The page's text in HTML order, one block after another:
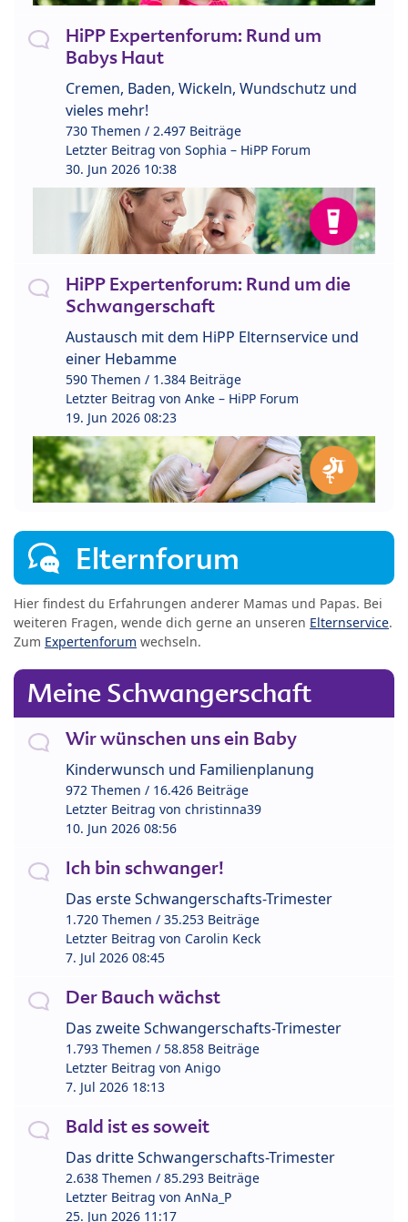
HiPP Expertenforum: Rund um
Babys Haut
Cremen, Baden, Wickeln, Wundschutz und
vieles mehr!
730 Themen / 2.497 Beiträge
Letzter Beitrag von Sophia – HiPP Forum
30. Jun 2026 10:38
HiPP Expertenforum: Rund um die
Schwangerschaft
Austausch mit dem HiPP Elternservice und
einer Hebamme
590 Themen / 1.384 Beiträge
Letzter Beitrag von Anke – HiPP Forum
19. Jun 2026 08:23
Elternforum
Hier findest du Erfahrungen anderer Mamas und Papas. Bei
weiteren Fragen, wende dich gerne an unseren Elternservice.
Zum Expertenforum wechseln.
Meine Schwangerschaft
Wir wünschen uns ein Baby
Kinderwunsch und Familienplanung
972 Themen / 16.426 Beiträge
Letzter Beitrag von christinna39
10. Jun 2026 08:56
Ich bin schwanger!
Das erste Schwangerschafts-Trimester
1.720 Themen / 35.253 Beiträge
Letzter Beitrag von Carolin Keck
7. Jul 2026 08:45
Der Bauch wächst
Das zweite Schwangerschafts-Trimester
1.793 Themen / 58.858 Beiträge
Letzter Beitrag von Anigo
7. Jul 2026 18:13
Bald ist es soweit
Das dritte Schwangerschafts-Trimester
2.638 Themen / 85.293 Beiträge
Letzter Beitrag von AnNa_P
25. Jun 2026 11:17